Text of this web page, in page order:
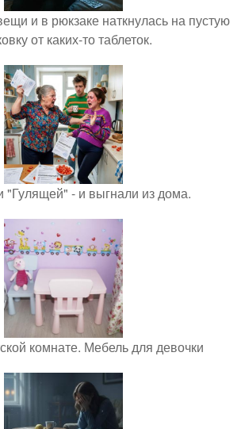
и в рюкзаке наткнулась на пустую
от каких-то таблеток.
"Гулящей" - и выгнали из дома.
комнате. Мебель для девочки